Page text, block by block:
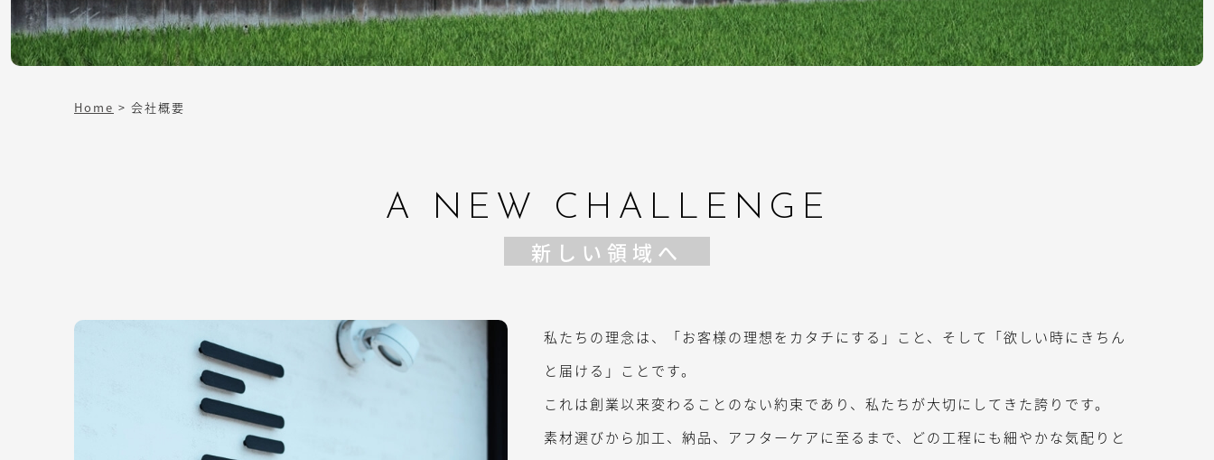
Home > 会社概要
A NEW CHALLENGE
新しい領域へ
私たちの理念は、「お客様の理想をカタチにする」こと、そして「欲しい時にきちん
と届ける」ことです。
これは創業以来変わることのない約束であり、私たちが大切にしてきた誇りです。
素材選びから加工、納品、アフターケアに至るまで、どの工程にも細やかな気配りと